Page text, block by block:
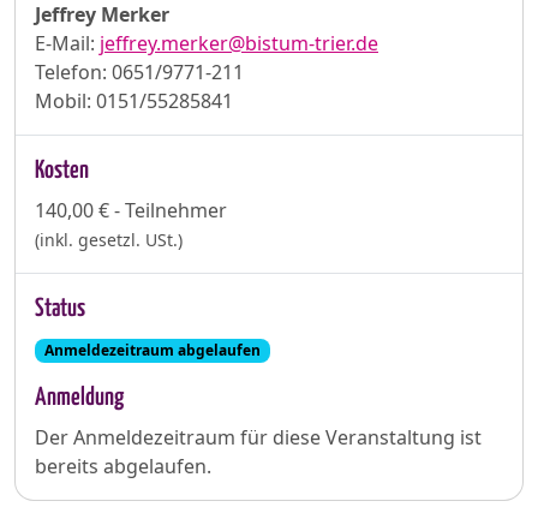
Jeffrey Merker
E-Mail: jeffrey.merker@bistum-trier.de
Telefon: 0651/9771-211
Mobil: 0151/55285841
Kosten
140,00 € - Teilnehmer
(inkl. gesetzl. USt.)
Status
Anmeldezeitraum abgelaufen
Anmeldung
Der Anmeldezeitraum für diese Veranstaltung ist
bereits abgelaufen.